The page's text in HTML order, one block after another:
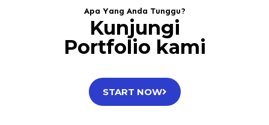
Apa Yang Anda Tunggu?
Kunjungi
Portfolio kami
START NOW